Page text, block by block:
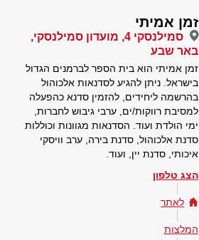
זמן אמיתי
סמילנסקי 4, מועדון סמילנסקי,
באר שבע
זמן אמיתי הוא בית הספר לברמנים הגדול
בישראל. ניתן להגיע לסדנאות אלכוהול
בהרשמה ליחידים, להזמין סדנא כהפעלה
למסיבת רווקות/ים, ערבי גיבוש לחברות,
ימי הולדת ועוד. הסדנאות מגוונות וכוללות
סדנת אלכוהול, סדנת בירה, ערב וויסקי
איכותי, סדנת יין, ועוד.
הצג טלפון
לאתר
המלצות